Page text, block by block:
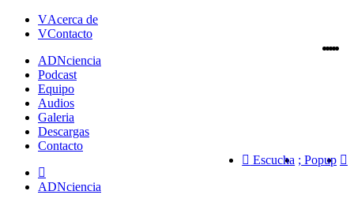
Acerca de
Contacto
ADNciencia
Podcast
Equipo
Audios
Galeria
Descargas
Contacto
Popup
Escucha
ADNciencia